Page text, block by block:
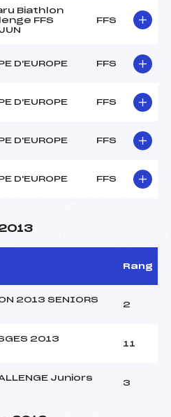
Biathlon
FFS
FFS
D'EUROPE FFS
D'EUROPE FFS
D'EUROPE FFS
D'EUROPE FFS
Rang
2013 SENIORS
2
2013
11
Juniors
3